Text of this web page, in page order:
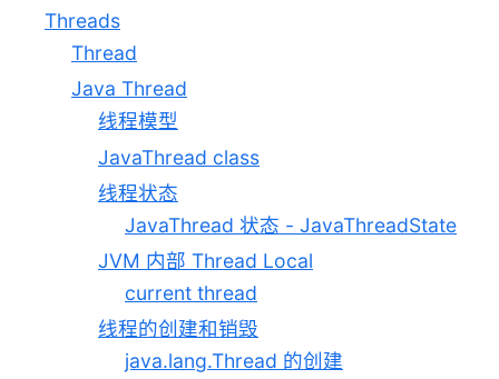
Threads
Thread
Java Thread
线程模型
JavaThread class
线程状态
JavaThread 状态 - JavaThreadState
JVM 内部 Thread Local
current thread
线程的创建和销毁
java.lang.Thread 的创建